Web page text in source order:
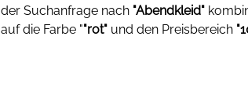
der Suchanfrage nach "Abendkleid"
auf die Farbe ""rot" und den Preisbereich